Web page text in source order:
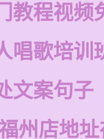
教程视频
唱歌培训
文案句子
州店地